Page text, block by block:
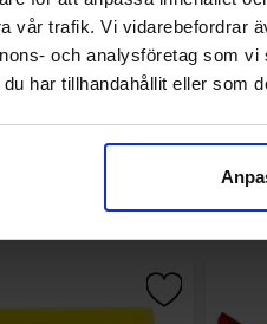
vår trafik. Vi vidarebefordrar
och analysföretag som
har tillhandahållit eller som
Andre